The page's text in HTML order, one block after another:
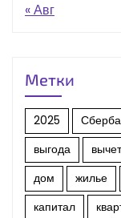
« Авг
Метки
2025
выгода
вычет
дом
жилье
капитал